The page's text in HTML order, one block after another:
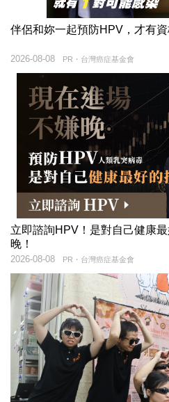
伴侶和妳一起預防HPV，才有資
PR・台灣癌症基金會
2026-08-08
立即諮詢HPV！是對自己健康
晚！
PR・台灣癌症基金會
2026-08-08